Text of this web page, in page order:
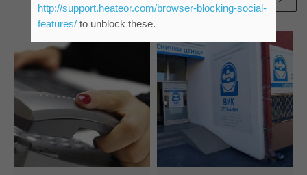
http://support.heateor.com/browser-blocking-social-
features/to unblock these.